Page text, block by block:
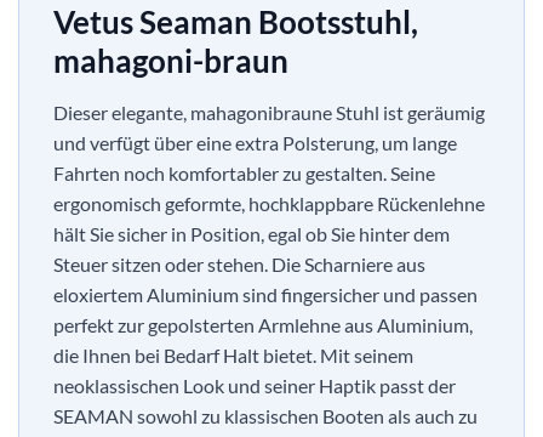
Vetus Seaman Bootsstuhl,
mahagoni-braun
Dieser elegante, mahagonibraune Stuhl ist geräumig
und verfügt über eine extra Polsterung, um lange
Fahrten noch komfortabler zu gestalten. Seine
ergonomisch geformte, hochklappbare Rückenlehne
hält Sie sicher in Position, egal ob Sie hinter dem
Steuer sitzen oder stehen. Die Scharniere aus
eloxiertem Aluminium sind fingersicher und passen
perfekt zur gepolsterten Armlehne aus Aluminium,
die Ihnen bei Bedarf Halt bietet. Mit seinem
neoklassischen Look und seiner Haptik passt der
SEAMAN sowohl zu klassischen Booten als auch zu